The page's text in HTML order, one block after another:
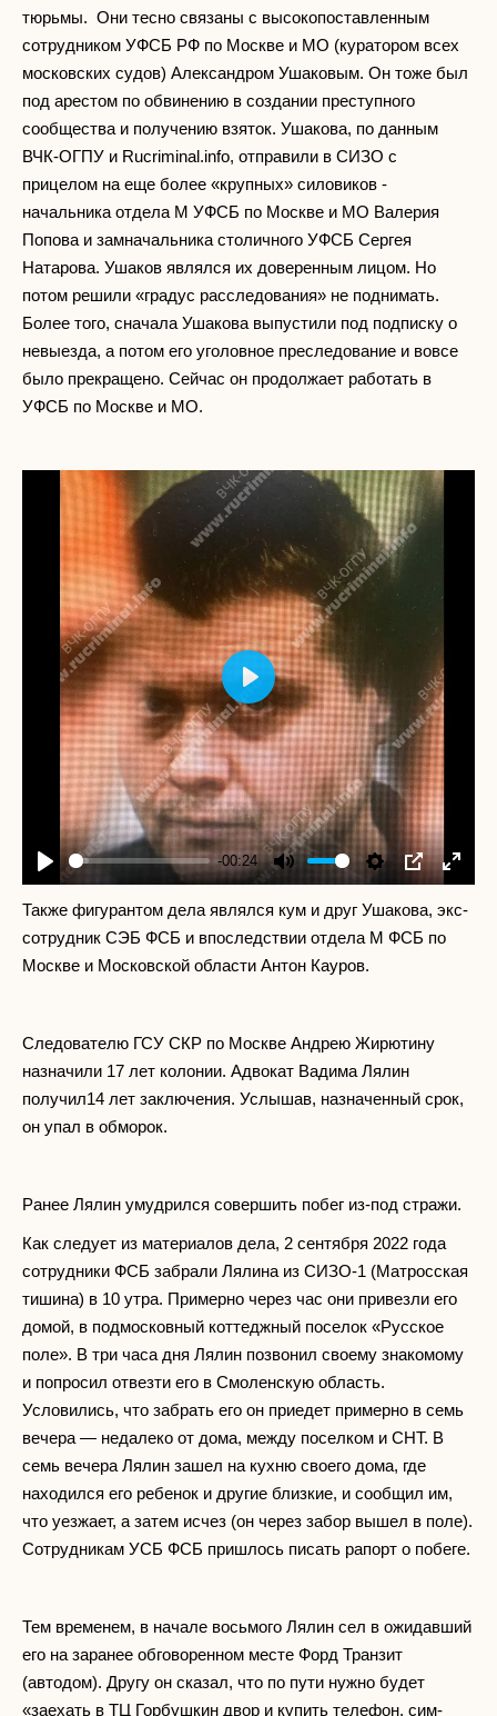
тюрьмы. Они тесно связаны с высокопоставленным
сотрудником УФСБ РФ по Москве и МО (куратором всех
московских судов) Александром Ушаковым. Он тоже был
под арестом по обвинению в создании преступного
сообщества и получению взяток. Ушакова, по данным
ВЧК-ОГПУ и Rucriminal.info, отправили в СИЗО с
прицелом на еще более «крупных» силовиков -
начальника отдела М УФСБ по Москве и МО Валерия
Попова и замначальника столичного УФСБ Сергея
Натарова. Ушаков являлся их доверенным лицом. Но
потом решили «градус расследования» не поднимать.
Более того, сначала Ушакова выпустили под подписку о
невыезда, а потом его уголовное преследование и вовсе
было прекращено. Сейчас он продолжает работать в
УФСБ по Москве и МО.
Play
-00:24
Mute SettingsPIP
Enter
Play
Также фигурантом дела являлся кум и друг Ушакова, экс-
сотрудник СЭБ ФСБ и впоследствии отдела М ФСБ по
Москве и Московской области Антон Кауров.
Следователю ГСУ СКР по Москве Андрею Жирютину
назначили 17 лет колонии. Адвокат Вадима Лялин
получил14 лет заключения. Услышав, назначенный срок,
он упал в обморок.
Ранее Лялин умудрился совершить побег из-под стражи.
Как следует из материалов дела, 2 сентября 2022 года
сотрудники ФСБ забрали Лялина из СИЗО-1 (Матросская
тишина) в 10 утра. Примерно через час они привезли его
домой, в подмосковный коттеджный поселок «Русское
поле». В три часа дня Лялин позвонил своему знакомому
и попросил отвезти его в Смоленскую область.
Условились, что забрать его он приедет примерно в семь
вечера — недалеко от дома, между поселком и СНТ. В
семь вечера Лялин зашел на кухню своего дома, где
находился его ребенок и другие близкие, и сообщил им,
что уезжает, а затем исчез (он через забор вышел в поле).
Сотрудникам УСБ ФСБ пришлось писать рапорт о побеге.
Тем временем, в начале восьмого Лялин сел в ожидавший
его на заранее обговоренном месте Форд Транзит
(автодом). Другу он сказал, что по пути нужно будет
«заехать в ТЦ Горбушкин двор и купить телефон, сим-